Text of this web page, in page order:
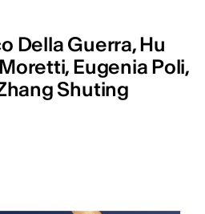
Della Guerra, Hu
Eugenia Poli,
Shuting